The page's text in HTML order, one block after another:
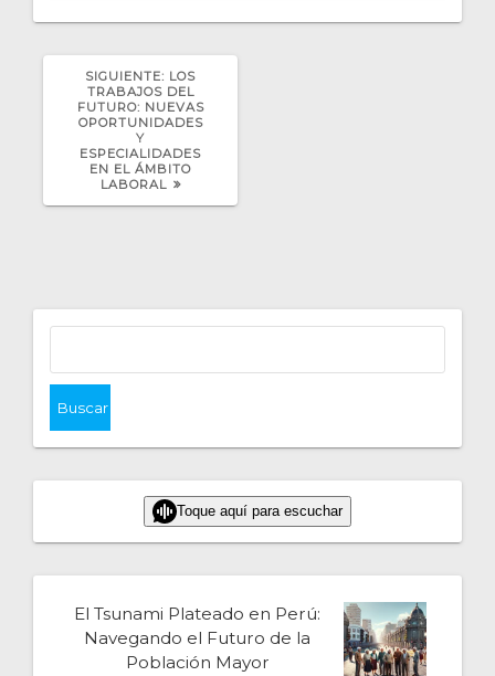
b
o
o
k
t
SIGUIENTE: SIGUIENTE
POST:
LOS
TRABAJOS DEL
FUTURO: NUEVAS
OPORTUNIDADES
Y
ESPECIALIDADES
EN EL ÁMBITO
LABORAL
Toque aquí para escuchar
El Tsunami Plateado en Perú:
Navegando el Futuro de la
Población Mayor